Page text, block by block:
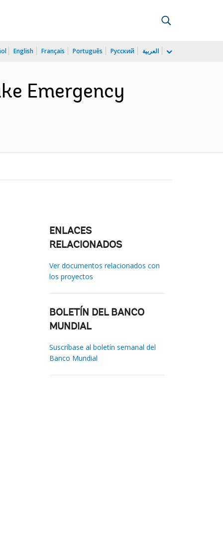
English Français Português Русский العربية
Emergency
ENLACES
RELACIONADOS
Ver documentos relacionados con
los proyectos
BOLETÍN DEL BANCO
MUNDIAL
Suscríbase al boletín semanal del
Banco Mundial